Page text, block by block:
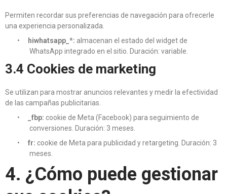
Permiten recordar sus preferencias de navegación para ofrecerle
una experiencia personalizada.
•
hiwhatsapp_*: almacenan el estado del widget de
WhatsApp integrado en el sitio. Duración: variable.
3.4 Cookies de marketing
Se utilizan para mostrar anuncios relevantes y medir la efectividad
de las campañas publicitarias.
•
_fbp: cookie de Meta (Facebook) para seguimiento de
conversiones. Duración: 3 meses.
•
fr: cookie de Meta para publicidad y retargeting. Duración: 3
meses.
4. ¿Cómo puede gestionar